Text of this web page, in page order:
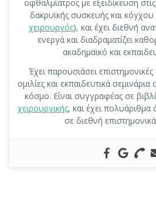
οφθαλμίατρος με εξειδίκευση
δακρυϊκής συσκευής και κόγχου
χειρουργός), και έχει διεθνή
ενεργά και διαδραματίζει
ακαδημαϊκό και
Έχει παρουσιάσει
ομιλίες και εκπαιδευτικά
κόσμο. Είναι συγγραφέας σε
χειρουργικής, και έχει πολυάριθμα
σε διεθνή